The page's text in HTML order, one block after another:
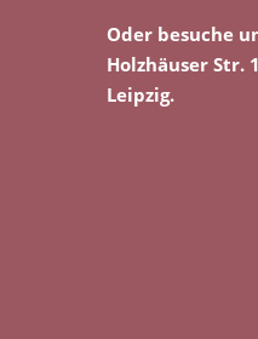
Oder besuche
Holzhäuser Str.
Leipzig.